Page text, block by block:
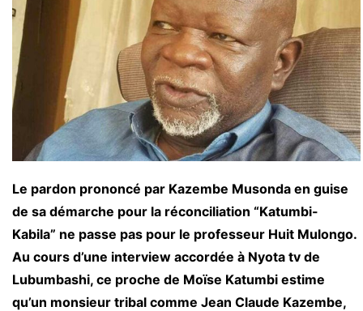
Le pardon prononcé par Kazembe Musonda en guise
de sa démarche pour la réconciliation “Katumbi-
Kabila” ne passe pas pour le professeur Huit Mulongo.
Au cours d’une interview accordée à Nyota tv de
Lubumbashi, ce proche de Moïse Katumbi estime
qu’un monsieur tribal comme Jean Claude Kazembe,